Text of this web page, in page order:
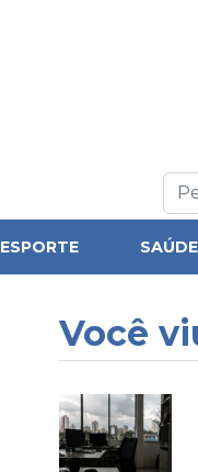
ESPORTE SAÚDE
Você